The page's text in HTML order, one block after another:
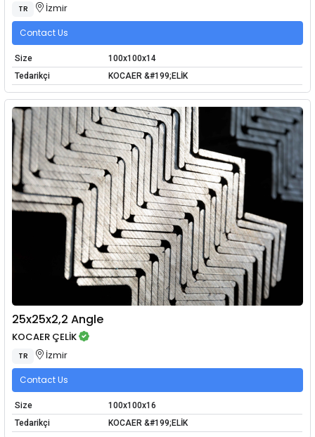
TR İzmir
Contact Us
Size
100x100x14
Tedarikçi
KOCAER &#199;ELİK
25x25x2,2 Angle
KOCAER ÇELİK
TR İzmir
Contact Us
Size
100x100x16
Tedarikçi
KOCAER &#199;ELİK